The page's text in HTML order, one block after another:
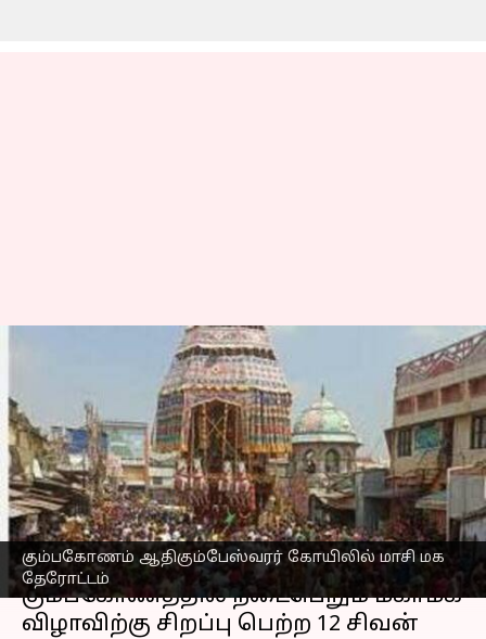
கும்பகோணம் ஆதிகும்பேஸ்வரர் கோயிலில் மாசி மக
தேரோட்டம்
கும்பகோணம்
ஆதிகும்பேஸ்வரர்
கோயிலில் மாசி மக
தேரோட்டம்
எழுதியவர் Nivetha P Mar 04, 2023 03:44 pm
செய்தி முன்னோட்டம்
கும்பகோணத்தில் நடைபெறும் மகாமக
விழாவிற்கு சிறப்பு பெற்ற 12 சிவன்